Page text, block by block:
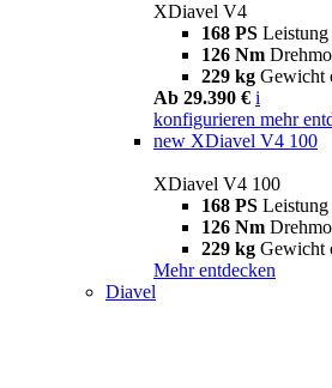
XDiavel V4
168 PS Leistung
126 Nm
229 kg Gewicht
Ab 29.390 € i
konfigurieren mehr
new XDiavel V4 100
XDiavel V4 100
168 PS Leistung
126 Nm
229 kg Gewicht
Mehr entdecken
Diavel